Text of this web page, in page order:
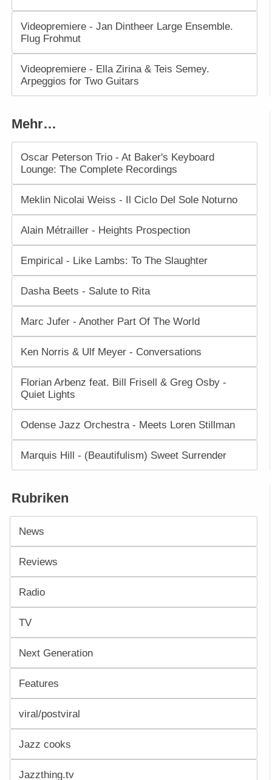
Videopremiere - Jan Dintheer Large Ensemble.
Flug Frohmut
Videopremiere - Ella Zirina & Teis Semey.
Arpeggios for Two Guitars
Mehr…
Oscar Peterson Trio - At Baker's Keyboard
Lounge: The Complete Recordings
Meklin Nicolai Weiss - Il Ciclo Del Sole Noturno
Alain Métrailler - Heights Prospection
Empirical - Like Lambs: To The Slaughter
Dasha Beets - Salute to Rita
Marc Jufer - Another Part Of The World
Ken Norris & Ulf Meyer - Conversations
Florian Arbenz feat. Bill Frisell & Greg Osby -
Quiet Lights
Odense Jazz Orchestra - Meets Loren Stillman
Marquis Hill - (Beautifulism) Sweet Surrender
Rubriken
News
Reviews
Radio
TV
Next Generation
Features
viral/postviral
Jazz cooks
Jazzthing.tv